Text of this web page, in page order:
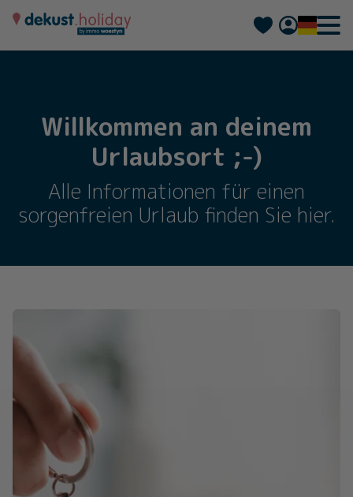
Français
Willkommen an deinem
Urlaubsort ;-)
Alle Informationen für einen
sorgenfreien Urlaub finden Sie hier.